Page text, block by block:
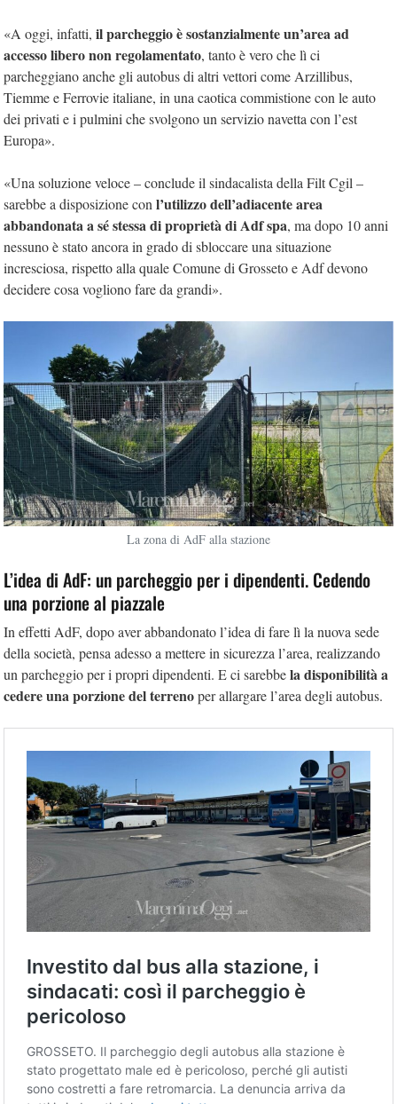
«A oggi, infatti, il parcheggio è sostanzialmente un’area ad
accesso libero non regolamentato, tanto è vero che lì ci
parcheggiano anche gli autobus di altri vettori come Arzillibus,
Tiemme e Ferrovie italiane, in una caotica commistione con le auto
dei privati e i pulmini che svolgono un servizio navetta con l’est
Europa».
«Una soluzione veloce – conclude il sindacalista della Filt Cgil –
sarebbe a disposizione conl’utilizzo dell’adiacente area
abbandonata a sé stessa di proprietà di Adf spa, ma dopo 10 anni
nessuno è stato ancora in grado di sbloccare una situazione
incresciosa, rispetto alla quale Comune di Grosseto e Adf devono
decidere cosa vogliono fare da grandi».
La zona di AdF alla stazione
L’idea di AdF: un parcheggio per i dipendenti. Cedendo
una porzione al piazzale
In effetti AdF, dopo aver abbandonato l’idea di fare lì la nuova sede
della società, pensa adesso a mettere in sicurezza l’area, realizzando
un parcheggio per i propri dipendenti. E ci sarebbela disponibilità a
cedere una porzione del terrenoper allargare l’area degli autobus.